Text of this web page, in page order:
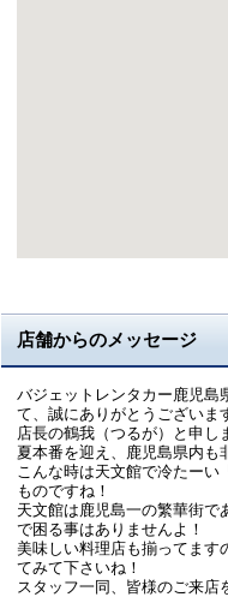
店舗からのメッセージ
バジェットレンタカー鹿児島
て、誠にありがとうございま
店長の鶴我（つるが）と申し
夏本番を迎え、鹿児島県内も
こんな時は天文館で冷たー
ものですね！
天文館は鹿児島一の繁華街で
で困る事はありませんよ！
美味しい料理店も揃ってます
てみて下さいね！
スタッフ一同、皆様のご来店